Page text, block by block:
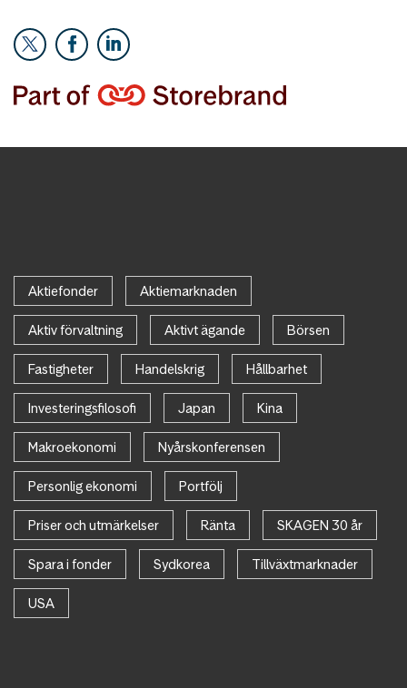
Aktiefonder Aktiemarknaden
Aktiv förvaltning Aktivt ägande Börsen
Fastigheter Handelskrig Hållbarhet
Investeringsfilosofi Japan Kina
Makroekonomi Nyårskonferensen
Personlig ekonomi Portfölj
Priser och utmärkelser Ränta SKAGEN 30 år
Spara i fonder Sydkorea Tillväxtmarknader
USA